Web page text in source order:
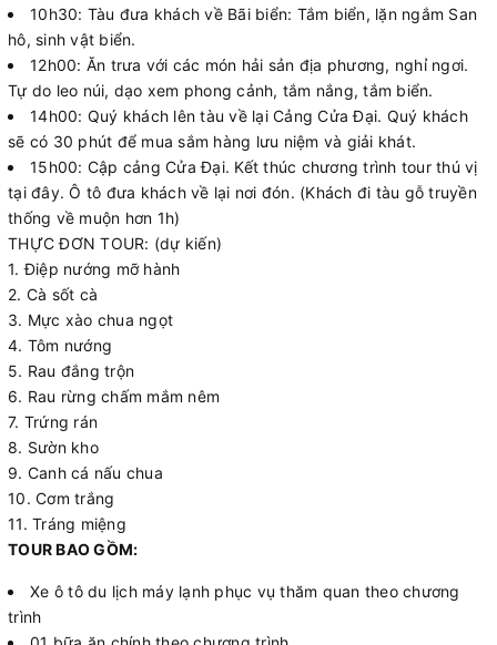
10h30: Tàu đưa khách về Bãi biển: Tắm biển, lặn ngắm San
hô, sinh vật biển.
12h00: Ăn trưa với các món hải sản địa phương, nghỉ ngơi.
Tự do leo núi, dạo xem phong cảnh, tắm nắng, tắm biển.
14h00: Quý khách lên tàu về lại Cảng Cửa Đại. Quý khách
sẽ có 30 phút để mua sắm hàng lưu niệm và giải khát.
15h00: Cập cảng Cửa Đại. Kết thúc chương trình tour thú vị
tại đây. Ô tô đưa khách về lại nơi đón. (Khách đi tàu gỗ truyền
thống về muộn hơn 1h)
THỰC ĐƠN TOUR: (dự kiến)
1. Điệp nướng mỡ hành
2. Cà sốt cà
3. Mực xào chua ngọt
4. Tôm nướng
5. Rau đắng trộn
6. Rau rừng chấm mắm nêm
7. Trứng rán
8. Sườn kho
9. Canh cá nấu chua
10. Cơm trắng
11. Tráng miệng
TOUR BAO GỒM:
Xe ô tô du lịch máy lạnh phục vụ thăm quan theo chương
trình